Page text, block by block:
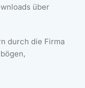
über
durch die Firma